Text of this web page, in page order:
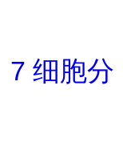
7 细胞分